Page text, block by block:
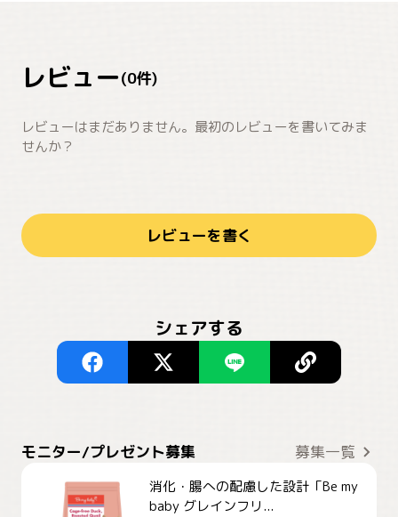
レビュー(0件)
レビューはまだありません。最初のレビューを書いてみま
せんか？
レビューを書く
シェアする
モニター/プレゼント募集 募集一覧
消化・腸への配慮した設計「Be my
baby グレインフリ...